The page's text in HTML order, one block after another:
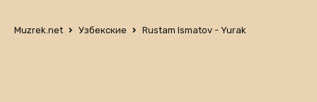
Muzrek.net Узбекские Rustam Ismatov - Yurak